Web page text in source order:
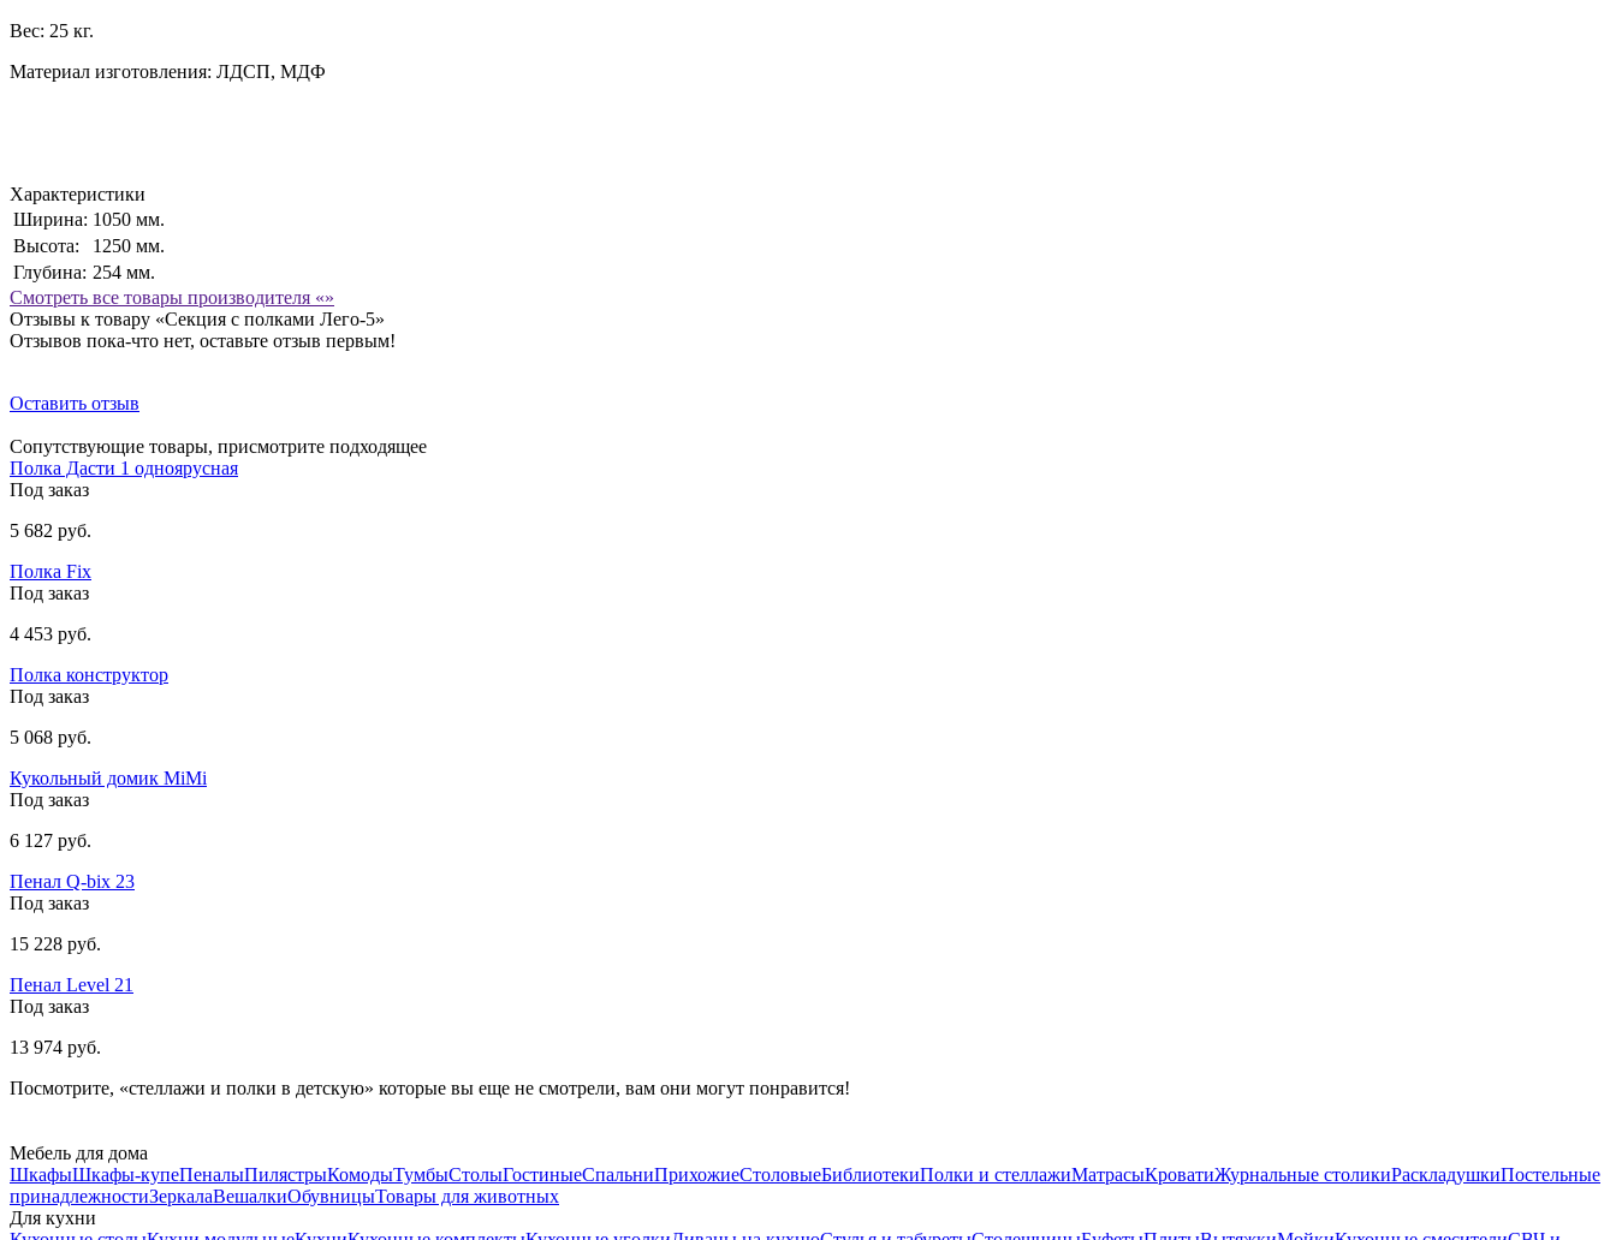
Вес: 25 кг.
Материал изготовления: ЛДСП, МДФ
Характеристики
Ширина: 1050 мм.
Высота:
1250 мм.
Глубина: 254 мм.
Смотреть все товары производителя «»
Отзывы к товару «Секция с полками Лего-5»
Отзывов пока-что нет, оставьте отзыв первым!
Оставить отзыв
Сопутствующие товары, присмотрите подходящее
Полка Дасти 1 одноярусная
Под заказ
5 682 руб.
Полка Fix
Под заказ
4 453 руб.
Полка конструктор
Под заказ
5 068 руб.
Кукольный домик MiMi
Под заказ
6 127 руб.
Пенал Q-bix 23
Под заказ
15 228 руб.
Пенал Level 21
Под заказ
13 974 руб.
Посмотрите, «стеллажи и полки в детскую» которые вы еще не смотрели, вам они могут понравится!
Мебель для дома
ШкафыШкафы-купеПеналыПилястрыКомодыТумбыСтолыГостиныеСпальниПрихожиеСтоловыеБиблиотекиПолки и стеллажиМатрасыКроватиЖурнальные столикиРаскладушкиПостельные
принадлежностиЗеркалаВешалкиОбувницыТовары для животных
Для кухни